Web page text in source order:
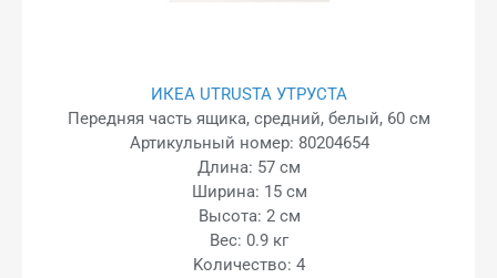
ИКЕА UTRUSTA УТРУСТА
Передняя часть ящика, средний, белый, 60 см
Артикульный номер: 80204654
Длина: 57 см
Ширина: 15 см
Высота: 2 см
Вес: 0.9 кг
Kоличество: 4